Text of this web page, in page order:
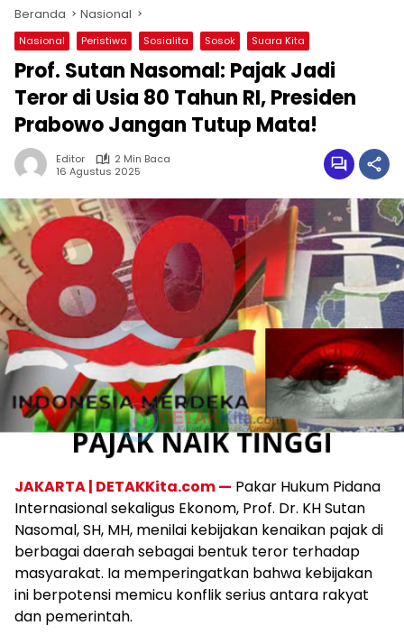
Beranda Nasional
Nasional Peristiwa Sosialita Sosok Suara Kita
Prof. Sutan Nasomal: Pajak Jadi
Teror di Usia 80 Tahun RI, Presiden
Prabowo Jangan Tutup Mata!
Editor
2 Min Baca
16 Agustus 2025
JAKARTA | DETAKKita.com — Pakar Hukum Pidana
Internasional sekaligus Ekonom, Prof. Dr. KH Sutan
Nasomal, SH, MH, menilai kebijakan kenaikan pajak di
berbagai daerah sebagai bentuk teror terhadap
masyarakat. Ia memperingatkan bahwa kebijakan
ini berpotensi memicu konflik serius antara rakyat
dan pemerintah.